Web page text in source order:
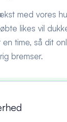
med vores
likes vil
time, så dit
bremser.